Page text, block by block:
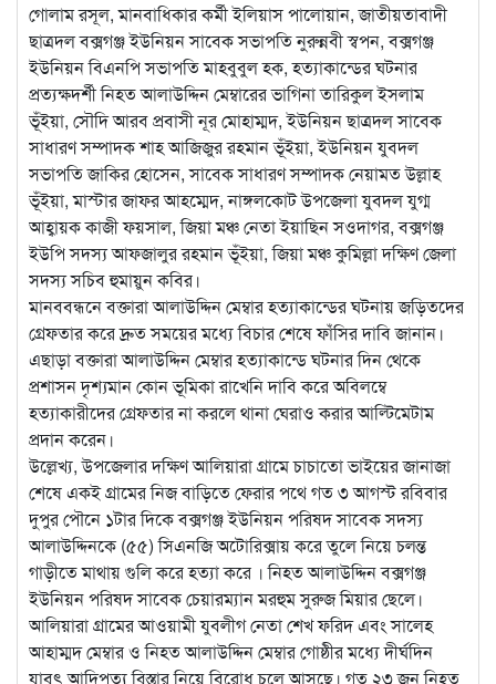
গোলাম রসূল, মানবাধিকার কর্মী ইলিয়াস পালোয়ান, জাতীয়তাবাদী
ছাত্রদল বক্সগঞ্জ ইউনিয়ন সাবেক সভাপতি নুরুন্নবী স্বপন, বক্সগঞ্জ
ইউনিয়ন বিএনপি সভাপতি মাহবুবুল হক, হত্যাকান্ডের ঘটনার
প্রত্যক্ষদর্শী নিহত আলাউদ্দিন মেম্বারের ভাগিনা তারিকুল ইসলাম
ভূঁইয়া, সৌদি আরব প্রবাসী নূর মোহাম্মদ, ইউনিয়ন ছাত্রদল সাবেক
সাধারণ সম্পাদক শাহ আজিজুর রহমান ভূঁইয়া, ইউনিয়ন যুবদল
সভাপতি জাকির হোসেন, সাবেক সাধারণ সম্পাদক নেয়ামত উল্লাহ
ভূঁইয়া, মাস্টার জাফর আহম্মেদ, নাঙ্গলকোট উপজেলা যুবদল যুগ্ম
আহ্বায়ক কাজী ফয়সাল, জিয়া মঞ্চ নেতা ইয়াছিন সওদাগর, বক্সগঞ্জ
ইউপি সদস্য আফজালুর রহমান ভূঁইয়া, জিয়া মঞ্চ কুমিল্লা দক্ষিণ জেলা
সদস্য সচিব হুমায়ুন কবির।
মানববন্ধনে বক্তারা আলাউদ্দিন মেম্বার হত্যাকান্ডের ঘটনায় জড়িতদের
গ্রেফতার করে দ্রুত সময়ের মধ্যে বিচার শেষে ফাঁসির দাবি জানান।
এছাড়া বক্তারা আলাউদ্দিন মেম্বার হত্যাকান্ডে ঘটনার দিন থেকে
প্রশাসন দৃশ্যমান কোন ভূমিকা রাখেনি দাবি করে অবিলম্বে
হত্যাকারীদের গ্রেফতার না করলে থানা ঘেরাও করার আল্টিমেটাম
প্রদান করেন।
উল্লেখ্য, উপজেলার দক্ষিণ আলিয়ারা গ্রামে চাচাতো ভাইয়ের জানাজা
শেষে একই গ্রামের নিজ বাড়িতে ফেরার পথে গত ৩ আগস্ট রবিবার
দুপুর পৌনে ১টার দিকে বক্সগঞ্জ ইউনিয়ন পরিষদ সাবেক সদস্য
আলাউদ্দিনকে (৫৫) সিএনজি অটোরিক্সায় করে তুলে নিয়ে চলন্ত
গাড়ীতে মাথায় গুলি করে হত্যা করে । নিহত আলাউদ্দিন বক্সগঞ্জ
ইউনিয়ন পরিষদ সাবেক চেয়ারম্যান মরহুম সুরুজ মিয়ার ছেলে।
আলিয়ারা গ্রামের আওয়ামী যুবলীগ নেতা শেখ ফরিদ এবং সালেহ
আহাম্মদ মেম্বার ও নিহত আলাউদ্দিন মেম্বার গোষ্ঠীর মধ্যে দীর্ঘদিন
যাবৎ আদিপত্য বিস্তার নিয়ে বিরোধ চলে আসছে। গত ২৩ জুন নিহত